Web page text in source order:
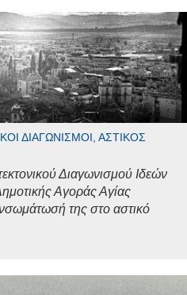
ΔΙΑΓΩΝΙΣΜΟΊ, ΑΣΤΙΚΌΣ
Διαγωνισμού Ιδεών
Αγοράς Αγίας
της στο αστικό